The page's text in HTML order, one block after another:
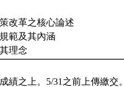
改革之核心論述
範及其內涵
理念
績之上。5/31之前上傳繳交。